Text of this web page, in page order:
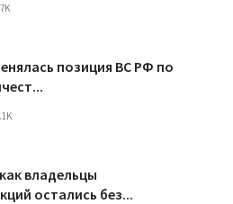
позиция ВС РФ по
владельцы
остались без...